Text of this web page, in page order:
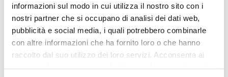
informazioni sul modo in cui utilizza il nostro sito con i
nostri partner che si occupano di analisi dei dati web,
pubblicità e social media, i quali potrebbero combinarle
con altre informazioni che ha fornito loro o che hanno
raccolto dal suo utilizzo dei loro servizi. Acconsenta ai
gestione delle operazioni bancarie quotidiane. La nostra soluzione
mobile è progettata per integrarsi perfettamente nella routine
lavorativa della tua impresa, garantendoti controllo e autonomia